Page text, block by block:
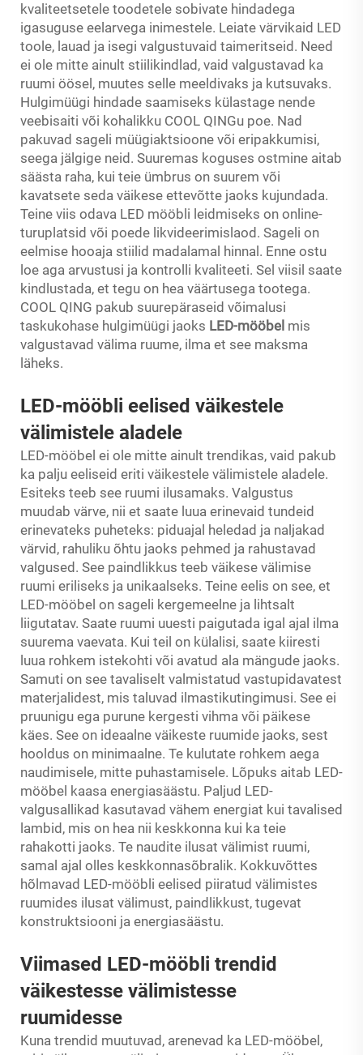
kvaliteetsetele toodetele sobivate hindadega
igasuguse eelarvega inimestele. Leiate värvikaid LED
toole, lauad ja isegi valgustuvaid taimeritseid. Need
ei ole mitte ainult stiilikindlad, vaid valgustavad ka
ruumi öösel, muutes selle meeldivaks ja kutsuvaks.
Hulgimüügi hindade saamiseks külastage nende
veebisaiti või kohalikku COOL QINGu poe. Nad
pakuvad sageli müügiaktsioone või eripakkumisi,
seega jälgige neid. Suuremas koguses ostmine aitab
säästa raha, kui teie ümbrus on suurem või
kavatsete seda väikese ettevõtte jaoks kujundada.
Teine viis odava LED mööbli leidmiseks on online-
turuplatsid või poede likvideerimislaod. Sageli on
eelmise hooaja stiilid madalamal hinnal. Enne ostu
loe aga arvustusi ja kontrolli kvaliteeti. Sel viisil saate
kindlustada, et tegu on hea väärtusega tootega.
COOL QING pakub suurepäraseid võimalusi
taskukohase hulgimüügi jaoks LED-mööbel mis
valgustavad välima ruume, ilma et see maksma
läheks.
LED-mööbli eelised väikestele
välimistele aladele
LED-mööbel ei ole mitte ainult trendikas, vaid pakub
ka palju eeliseid eriti väikestele välimistele aladele.
Esiteks teeb see ruumi ilusamaks. Valgustus
muudab värve, nii et saate luua erinevaid tundeid
erinevateks puheteks: piduajal heledad ja naljakad
värvid, rahuliku õhtu jaoks pehmed ja rahustavad
valgused. See paindlikkus teeb väikese välimise
ruumi eriliseks ja unikaalseks. Teine eelis on see, et
LED-mööbel on sageli kergemeelne ja lihtsalt
liigutatav. Saate ruumi uuesti paigutada igal ajal ilma
suurema vaevata. Kui teil on külalisi, saate kiiresti
luua rohkem istekohti või avatud ala mängude jaoks.
Samuti on see tavaliselt valmistatud vastupidavatest
materjalidest, mis taluvad ilmastikutingimusi. See ei
pruunigu ega purune kergesti vihma või päikese
käes. See on ideaalne väikeste ruumide jaoks, sest
hooldus on minimaalne. Te kulutate rohkem aega
naudimisele, mitte puhastamisele. Lõpuks aitab LED-
mööbel kaasa energiasäästu. Paljud LED-
valgusallikad kasutavad vähem energiat kui tavalised
lambid, mis on hea nii keskkonna kui ka teie
rahakotti jaoks. Te naudite ilusat välimist ruumi,
samal ajal olles keskkonnasõbralik. Kokkuvõttes
hõlmavad LED-mööbli eelised piiratud välimistes
ruumides ilusat välimust, paindlikkust, tugevat
konstruktsiooni ja energiasäästu.
Viimased LED-mööbli trendid
väikestesse välimistesse
ruumidesse
Kuna trendid muutuvad, arenevad ka LED-mööbel,